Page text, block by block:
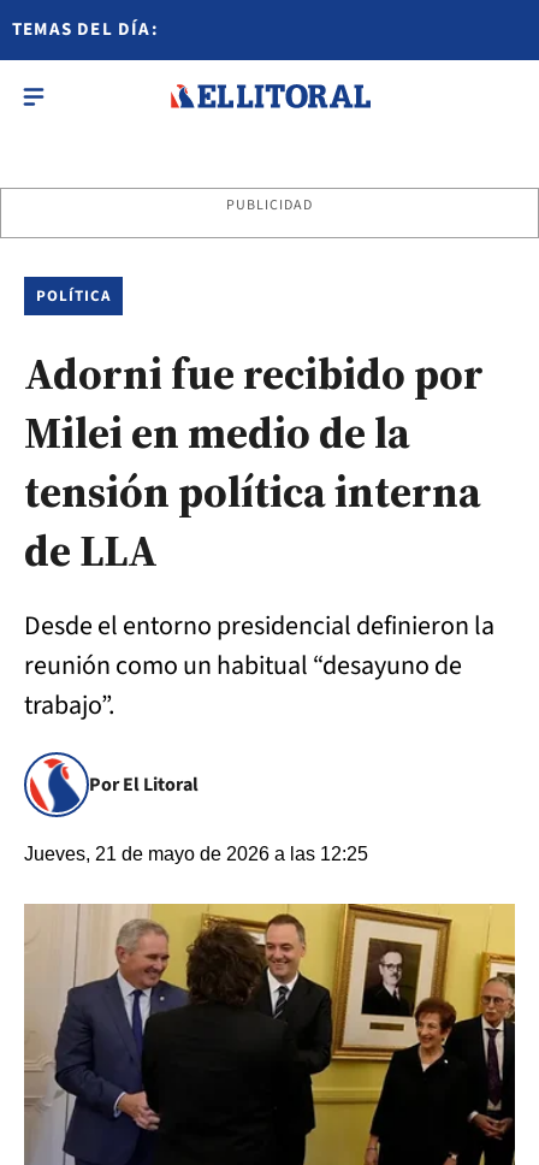
TEMAS DEL DÍA:
PUBLICIDAD
POLÍTICA
Adorni fue recibido por
Milei en medio de la
tensión política interna
de LLA
Desde el entorno presidencial definieron la
reunión como un habitual “desayuno de
trabajo”.
Por El Litoral
Jueves, 21 de mayo de 2026 a las 12:25